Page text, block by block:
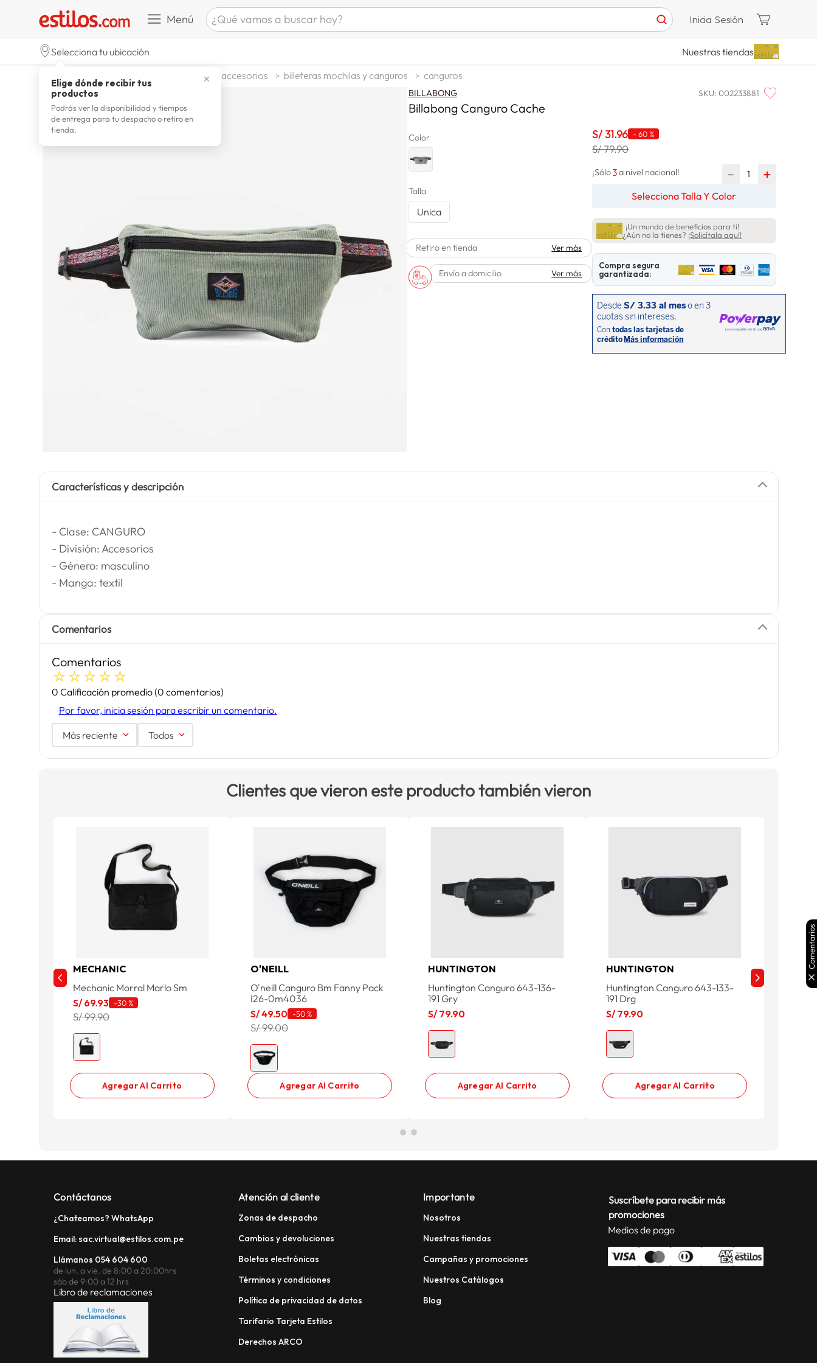
Menú ¿Qué vamos a buscar hoy?
9. cocina
10. lavadora
Inicia Sesión
Selecciona tu ubicación
✕
Elige dónde recibir tus
productos
Podrás ver la disponibilidad y tiempos
de entrega para tu despacho o retiro en
tienda.
Nuestras tiendas
hombre accesorios billeteras mochilas y canguros canguros
BILLABONG SKU: 002233881
Billabong Canguro Cache
Color
Talla
Unica
Retiro en tienda Ver más
Envío a domicilio Ver más
S/31.96 -60 %
S/ 79.90
¡Sólo3a nivel nacional! ＋
－
Selecciona Talla Y Color
¡Un mundo de beneficios para ti!
¿Aún no la tienes? ¡Solicítala aquí!
Compra segura
garantizada:
Características y descripción
- Clase: CANGURO
- División: Accesorios
- Género: masculino
- Manga: textil
Comentarios
Comentarios
☆☆☆☆☆
0 Calificación promedio(0 comentarios)
Por favor, inicia sesión para escribir un comentario.
Más reciente Todos
Clientes que vieron este producto también vieron
MECHANIC
Mechanic Morral Marlo Sm
S/ 69.93 -30 %
S/ 99.90
Agregar Al Carrito
O'NEILL
O'neill Canguro Bm Fanny Pack
I26-0m4036
S/49.50 -50 %
S/ 99.00
Agregar Al Carrito
HUNTINGTON
Huntington Canguro 643-136-
191 Gry
S/ 79.90
Agregar Al Carrito
HUNTINGTON
Huntington Canguro 643-133-
191 Drg
S/ 79.90
Agregar Al Carrito
Contáctanos
¿Chateamos? WhatsApp
Email: sac.virtual@estilos.com.pe
Llámanos 054 604 600
de lun. a vie. de 8:00 a 20:00hrs
sáb de 9:00 a 12 hrs
Libro de reclamaciones
Atención al cliente
Zonas de despacho
Cambios y devoluciones
Boletas electrónicas
Términos y condiciones
Política de privacidad de datos
Tarifario Tarjeta Estilos
Derechos ARCO
Importante
Nosotros
Nuestras tiendas
Campañas y promociones
Nuestros Catálogos
Blog
Suscríbete para recibir más
promociones
Medios de pago
Comentarios